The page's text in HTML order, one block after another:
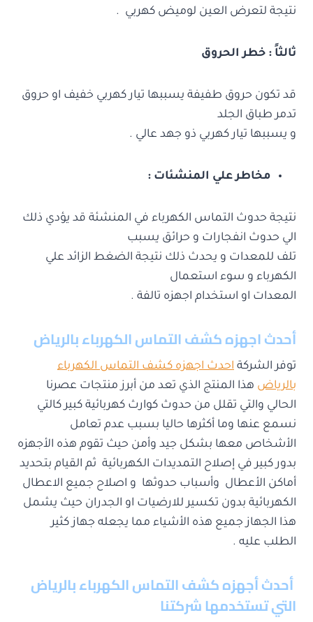
نتيجة لتعرض العين لوميض كهربي .
ثالثاً : خطر الحروق
قد تكون حروق طفيفة يسببها تيار كهربي خفيف او حروق
تدمر طباق الجلد
و يسببها تيار كهربي ذو جهد عالي .
مخاطر علي المنشئات :
نتيجة حدوث التماس الكهرباء في المنشئة قد يؤدي ذلك
الي حدوث انفجارات و حرائق يسبب
تلف للمعدات و يحدث ذلك نتيجة الضغط الزائد علي
الكهرباء و سوء استعمال
المعدات او استخدام اجهزه تالفة .
أحدث اجهزه كشف التماس الكهرباء بالرياض
توفر الشركة احدث اجهزه كشف التماس الكهرباء
بالرياض هذا المنتج الذي تعد من أبرز منتجات عصرنا
الحالي والتي تقلل من حدوث كوارث كهربائية كبير كالتي
نسمع عنها وما أكثرها حاليا بسبب عدم تعامل
الأشخاص معها بشكل جيد وأمن حيث تقوم هذه الأجهزه
بدور كبير في إصلاح التمديدات الكهربائية ثم القيام بتحديد
أماكن الأعطال وأسباب حدوثها و اصلاح جميع الاعطال
الكهربائية بدون تكسير للارضيات او الجدران حيث يشمل
هذا الجهاز جميع هذه الأشياء مما يجعله جهاز كثير
الطلب عليه .
أحدث أجهزه كشف التماس الكهرباء بالرياض
التي تستخدمها شركتنا